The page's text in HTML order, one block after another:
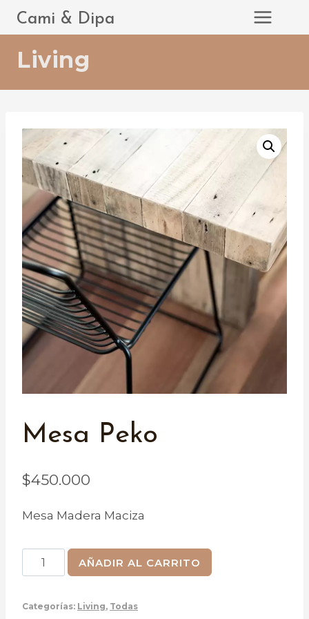
Saltar
Cami & Dipa
Living
Mesa Peko
$450.000
Mesa Madera Maciza
Mesa
Peko
AÑADIR AL CARRITO
Categorías: Living, Todas